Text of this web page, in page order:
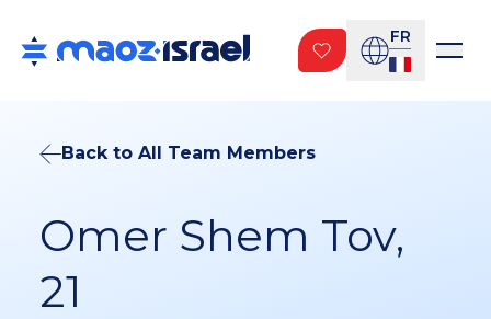
FR
Back to All Team Members
Omer Shem Tov,
21